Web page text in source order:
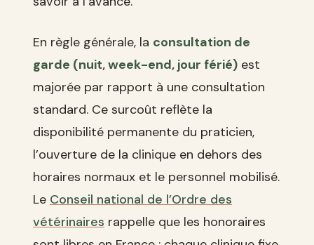
En règle générale, la consultation de
garde (nuit, week-end, jour férié) est
majorée par rapport à une consultation
standard. Ce surcoût reflète la
disponibilité permanente du praticien,
l’ouverture de la clinique en dehors des
horaires normaux et le personnel mobilisé.
Le Conseil national de l’Ordre des
vétérinaires rappelle que les honoraires